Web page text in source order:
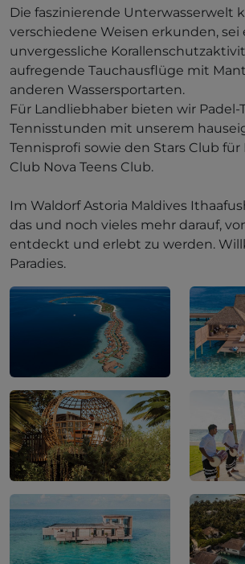
Die faszinierende Unterwasserwelt
verschiedene Weisen erkunden, sei
unvergessliche
aufregende Tauchausflüge mit
anderen Wassersportarten.
Für Landliebhaber bieten wir Padel-
Tennisstunden mit unserem
Tennisprofi sowie den Stars Club
Club Nova Teens Club.
Im Waldorf Astoria Maldives
das und noch vieles mehr darauf,
entdeckt und erlebt zu werden.
Paradies.